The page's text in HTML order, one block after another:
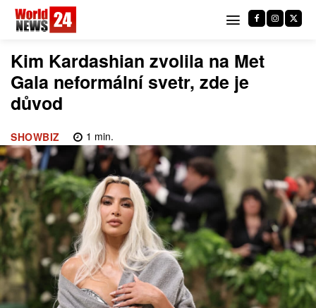
Kim Kardashian zvolila na Met
Gala neformální svetr, zde je
důvod
SHOWBIZ 1 min.